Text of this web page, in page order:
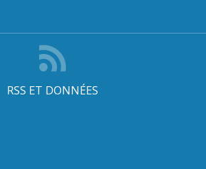
RSS ET DONNÉES